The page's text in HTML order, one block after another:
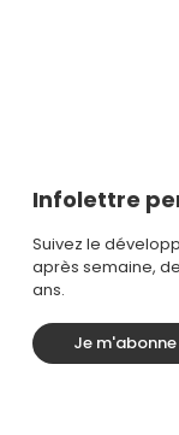
Infolettre
Suivez le
après semaine,
ans.
Je m'abonne